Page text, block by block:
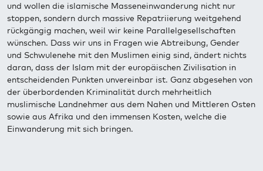
und wollen die islamische Masseneinwanderung nicht nur
stoppen, sondern durch massive Repatriierung weitgehend
rückgängig machen, weil wir keine Parallelgesellschaften
wünschen. Dass wir uns in Fragen wie Abtreibung, Gender
und Schwulenehe mit den Muslimen einig sind, ändert nichts
daran, dass der Islam mit der europäischen Zivilisation in
entscheidenden Punkten unvereinbar ist. Ganz abgesehen von
der überbordenden Kriminalität durch mehrheitlich
muslimische Landnehmer aus dem Nahen und Mittleren Osten
sowie aus Afrika und den immensen Kosten, welche die
Einwanderung mit sich bringen.